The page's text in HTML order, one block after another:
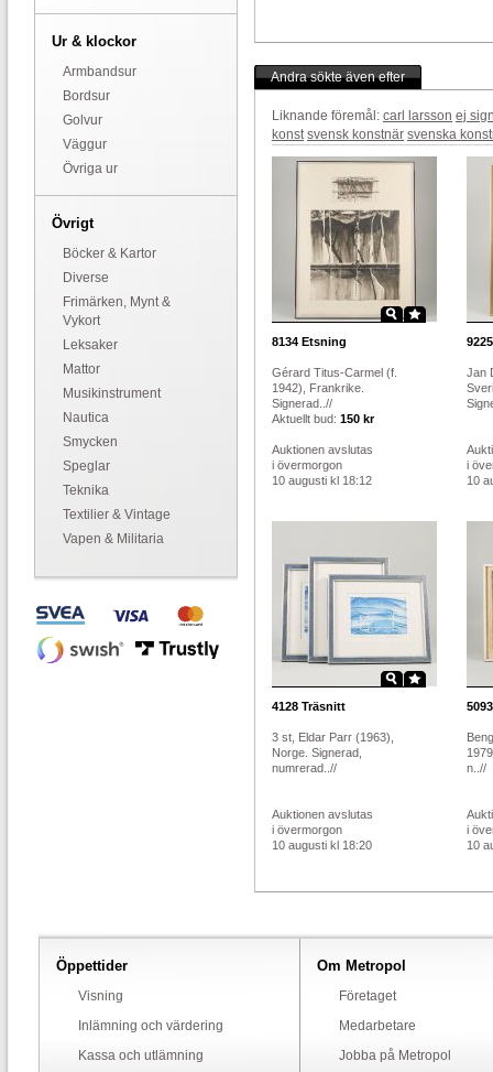
Ur & klockor
Armbandsur
Bordsur
Golvur
Väggur
Övriga ur
Övrigt
Böcker & Kartor
Diverse
Frimärken, Mynt &
Vykort
Leksaker
Mattor
Musikinstrument
Nautica
Smycken
Speglar
Teknika
Textilier & Vintage
Vapen & Militaria
Andra sökte även efter
Liknande föremål: carl larsson ej
konst svensk konstnär svenska
8134 Etsning
Gérard Titus-Carmel (f.
1942), Frankrike.
Signerad..//
Aktuellt bud: 150 kr
Auktionen avslutas
i övermorgon
10 augusti kl 18:12
9225
Jan
i
10
4128 Träsnitt
3 st, Eldar Parr (1963),
Norge. Signerad,
numrerad..//
Auktionen avslutas
i övermorgon
10 augusti kl 18:20
5093
n..//
i
10
Öppettider
Visning
Inlämning och värdering
Kassa och utlämning
Om Metropol
Företaget
Medarbetare
Jobba på Metropol